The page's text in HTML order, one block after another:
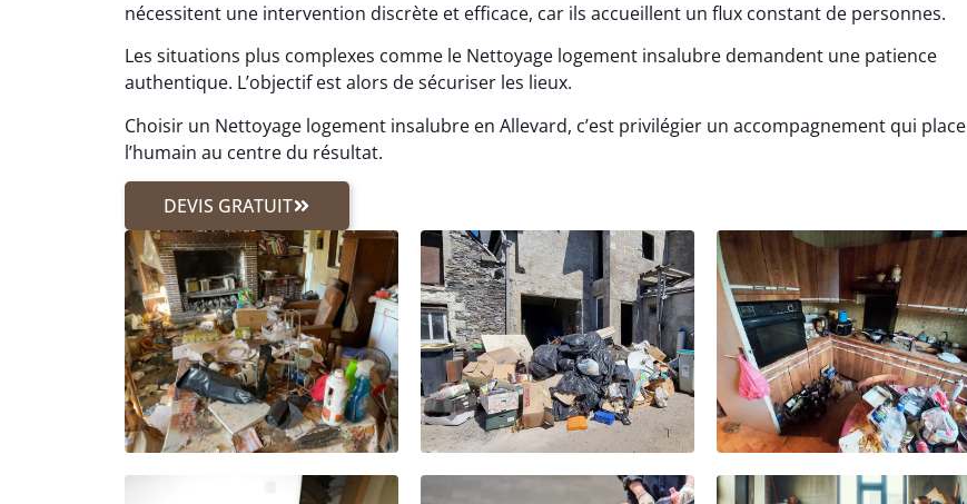
nécessitent une intervention discrète et efficace, car ils accueillent un flux constant de personnes.
Les situations plus complexes comme le Nettoyage logement insalubre demandent une patience
authentique. L’objectif est alors de sécuriser les lieux.
Choisir un Nettoyage logement insalubre en Allevard, c’est privilégier un accompagnement qui place
l’humain au centre du résultat.
DEVIS GRATUIT